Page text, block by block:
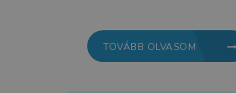
TOVÁBB OLVASOM